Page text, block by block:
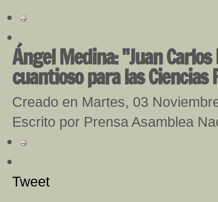
Ángel Medina: "Juan
cuantioso para las Ciencias
Creado en Martes, 03
Escrito por Prensa Asamblea
Tweet